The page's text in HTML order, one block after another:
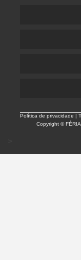
Política de privacidade |
Copyright ©